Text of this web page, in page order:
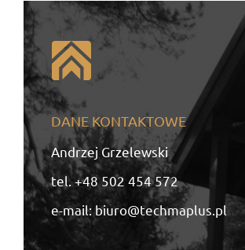
DANE KONTAKTOWE
Andrzej Grzelewski
tel.+48 502 454 572
e-mail:biuro@techmaplus.pl